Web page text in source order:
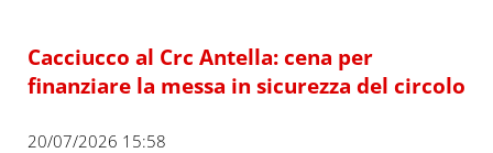
Cacciucco al Crc Antella: cena per
finanziare la messa in sicurezza del circolo
20/07/2026 15:58